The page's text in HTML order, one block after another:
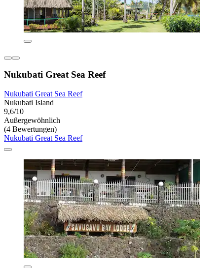
Nukubati Great Sea Reef
Nukubati Great Sea Reef
Nukubati Island
9,6/10
Außergewöhnlich
(4 Bewertungen)
Nukubati Great Sea Reef